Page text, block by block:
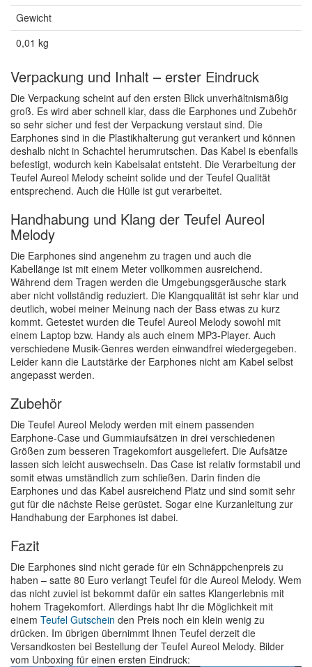
Gewicht
0,01 kg
Verpackung und Inhalt – erster Eindruck
Die Verpackung scheint auf den ersten Blick unverhältnismäßig
groß. Es wird aber schnell klar, dass die Earphones und Zubehör
so sehr sicher und fest der Verpackung verstaut sind. Die
Earphones sind in die Plastikhalterung gut verankert und können
deshalb nicht in Schachtel herumrutschen. Das Kabel is ebenfalls
befestigt, wodurch kein Kabelsalat entsteht. Die Verarbeitung der
Teufel Aureol Melody scheint solide und der Teufel Qualität
entsprechend. Auch die Hülle ist gut verarbeitet.
Handhabung und Klang der Teufel Aureol
Melody
Die Earphones sind angenehm zu tragen und auch die
Kabellänge ist mit einem Meter vollkommen ausreichend.
Während dem Tragen werden die Umgebungsgeräusche stark
aber nicht vollständig reduziert. Die Klangqualität ist sehr klar und
deutlich, wobei meiner Meinung nach der Bass etwas zu kurz
kommt. Getestet wurden die Teufel Aureol Melody sowohl mit
einem Laptop bzw. Handy als auch einem MP3-Player. Auch
verschiedene Musik-Genres werden einwandfrei wiedergegeben.
Leider kann die Lautstärke der Earphones nicht am Kabel selbst
angepasst werden.
Zubehör
Die Teufel Aureol Melody werden mit einem passenden
Earphone-Case und Gummiaufsätzen in drei verschiedenen
Größen zum besseren Tragekomfort ausgeliefert. Die Aufsätze
lassen sich leicht auswechseln. Das Case ist relativ formstabil und
somit etwas umständlich zum schließen. Darin finden die
Earphones und das Kabel ausreichend Platz und sind somit sehr
gut für die nächste Reise gerüstet. Sogar eine Kurzanleitung zur
Handhabung der Earphones ist dabei.
Fazit
Die Earphones sind nicht gerade für ein Schnäppchenpreis zu
haben – satte 80 Euro verlangt Teufel für die Aureol Melody. Wem
das nicht zuviel ist bekommt dafür ein sattes Klangerlebnis mit
hohem Tragekomfort. Allerdings habt Ihr die Möglichkeit mit
einem Teufel Gutschein den Preis noch ein klein wenig zu
drücken. Im übrigen übernimmt Ihnen Teufel derzeit die
Versandkosten bei Bestellung der Teufel Aureol Melody. Bilder
vom Unboxing für einen ersten Eindruck: